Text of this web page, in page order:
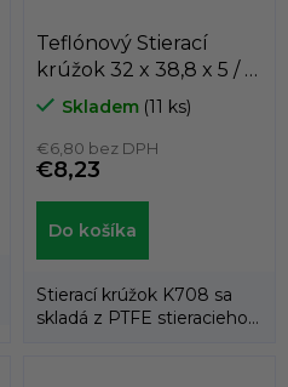
Teflónový Stierací
krúžok 32 x 38,8 x 5 / 5
K708-032
PTFE+BRONZ/NBR
KASTAS
Skladem (11 ks)
€6,80 bez DPH
€8,23
Do košíka
Stierací krúžok K708 sa
skladá z PTFE stieracieho